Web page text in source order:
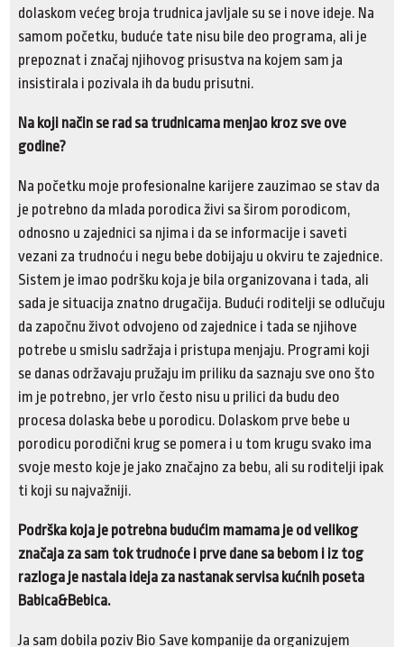
dolaskom većeg broja trudnica javljale su se i nove ideje. Na
samom početku, buduće tate nisu bile deo programa, ali je
prepoznat i značaj njihovog prisustva na kojem sam ja
insistirala i pozivala ih da budu prisutni.
Na koji način se rad sa trudnicama menjao kroz sve ove
godine?
Na početku moje profesionalne karijere zauzimao se stav da
je potrebno da mlada porodica živi sa širom porodicom,
odnosno u zajednici sa njima i da se informacije i saveti
vezani za trudnoću i negu bebe dobijaju u okviru te zajednice.
Sistem je imao podršku koja je bila organizovana i tada, ali
sada je situacija znatno drugačija. Budući roditelji se odlučuju
da započnu život odvojeno od zajednice i tada se njihove
potrebe u smislu sadržaja i pristupa menjaju. Programi koji
se danas održavaju pružaju im priliku da saznaju sve ono što
im je potrebno, jer vrlo često nisu u prilici da budu deo
procesa dolaska bebe u porodicu. Dolaskom prve bebe u
porodicu porodični krug se pomera i u tom krugu svako ima
svoje mesto koje je jako značajno za bebu, ali su roditelji ipak
ti koji su najvažniji.
Podrška koja je potrebna budućim mamama je od velikog
značaja za sam tok trudnoće i prve dane sa bebom i iz tog
razloga je nastala ideja za nastanak servisa kućnih poseta
Babica&Bebica.
Ja sam dobila poziv Bio Save kompanije da organizujem